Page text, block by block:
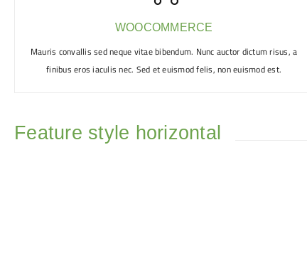
WOOCOMMERCE
Mauris convallis sed neque vitae bibendum. Nunc auctor dictum risus, a
finibus eros iaculis nec. Sed et euismod felis, non euismod est.
Feature style horizontal